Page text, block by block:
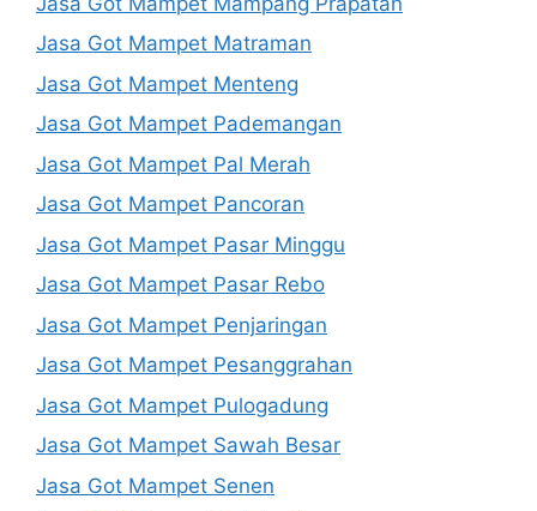
Jasa Got Mampet Matraman
Jasa Got Mampet Menteng
Jasa Got Mampet Pademangan
Jasa Got Mampet Pal Merah
Jasa Got Mampet Pancoran
Jasa Got Mampet Pasar Minggu
Jasa Got Mampet Pasar Rebo
Jasa Got Mampet Penjaringan
Jasa Got Mampet Pesanggrahan
Jasa Got Mampet Pulogadung
Jasa Got Mampet Sawah Besar
Jasa Got Mampet Senen